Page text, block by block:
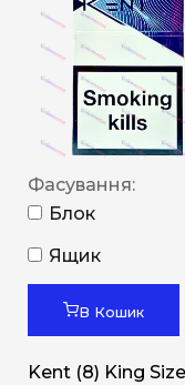
Фасування:
Блок
Ящик
В Кошик
Kent (8) King